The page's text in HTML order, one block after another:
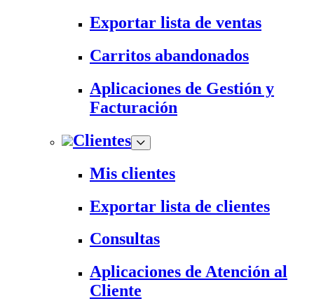
Exportar lista de ventas
Carritos abandonados
Aplicaciones de Gestión y
Facturación
Clientes
Mis clientes
Exportar lista de clientes
Consultas
Aplicaciones de Atención al
Cliente